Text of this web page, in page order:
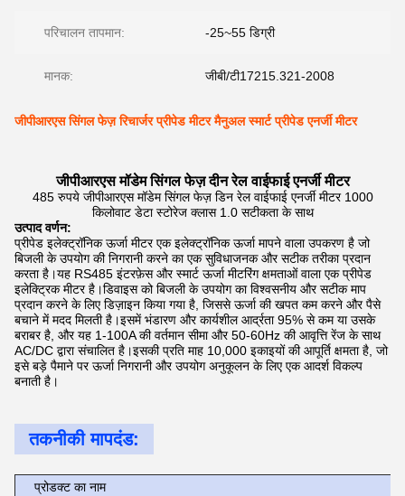
परिचालन तापमान: -25~55 डिग्री
मानक: जीबी/टी17215.321-2008
जीपीआरएस सिंगल फेज़ रिचार्जर प्रीपेड मीटर मैनुअल स्मार्ट प्रीपेड एनर्जी मीटर
जीपीआरएस मॉडेम सिंगल फेज़ दीन रेल वाईफाई एनर्जी मीटर
485 रुपये जीपीआरएस मॉडेम सिंगल फेज़ डिन रेल वाईफाई एनर्जी मीटर 1000
किलोवाट डेटा स्टोरेज क्लास 1.0 सटीकता के साथ
उत्पाद वर्णन:
प्रीपेड इलेक्ट्रॉनिक ऊर्जा मीटर एक इलेक्ट्रॉनिक ऊर्जा मापने वाला उपकरण है जो
बिजली के उपयोग की निगरानी करने का एक सुविधाजनक और सटीक तरीका प्रदान
करता है।यह RS485 इंटरफ़ेस और स्मार्ट ऊर्जा मीटरिंग क्षमताओं वाला एक प्रीपेड
इलेक्ट्रिक मीटर है।डिवाइस को बिजली के उपयोग का विश्वसनीय और सटीक माप
प्रदान करने के लिए डिज़ाइन किया गया है, जिससे ऊर्जा की खपत कम करने और पैसे
बचाने में मदद मिलती है।इसमें भंडारण और कार्यशील आर्द्रता 95% से कम या उसके
बराबर है, और यह 1-100A की वर्तमान सीमा और 50-60Hz की आवृत्ति रेंज के साथ
AC/DC द्वारा संचालित है।इसकी प्रति माह 10,000 इकाइयों की आपूर्ति क्षमता है, जो
इसे बड़े पैमाने पर ऊर्जा निगरानी और उपयोग अनुकूलन के लिए एक आदर्श विकल्प
बनाती है।
तकनीकी मापदंड:
प्रोडक्ट का नाम